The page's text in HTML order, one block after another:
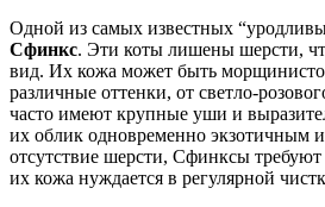
Одной из самых известных
Сфинкс. Эти коты лишены шерсти,
вид. Их кожа может быть
различные оттенки, от светло-
часто имеют крупные уши и
их облик одновременно экзотичным
отсутствие шерсти, Сфинксы требуют
их кожа нуждается в регулярной